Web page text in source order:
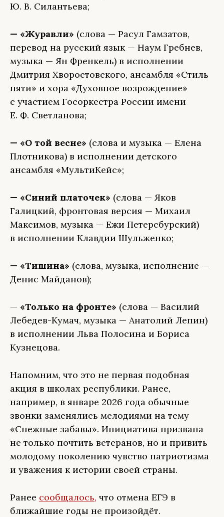
Ю. В. Силантьева;
— «Журавли» (слова — Расул Гамзатов,
перевод на русский язык — Наум Гребнев,
музыка — Ян Френкель) в исполнении
Дмитрия Хворостовского, ансамбля «Стиль
пяти» и хора «Духовное возрождение»
с участием Госоркестра России имени
Е. Ф. Светланова;
— «О той весне» (слова и музыка — Елена
Плотникова) в исполнении детского
ансамбля «МультиКейс»;
— «Синий платочек» (слова — Яков
Галицкий, фронтовая версия — Михаил
Максимов, музыка — Ежи Петерсбурский)
в исполнении Клавдии Шульженко;
— «Тишина» (слова, музыка, исполнение —
Денис Майданов);
— «Только на фронте» (слова — Василий
Лебедев-Кумач, музыка — Анатолий Лепин)
в исполнении Льва Полосина и Бориса
Кузнецова.
Напомним, что это не первая подобная
акция в школах республики. Ранее,
например, в январе 2026 года обычные
звонки заменялись мелодиями на тему
«Снежные забавы». Инициатива призвана
не только почтить ветеранов, но и привить
молодому поколению чувство патриотизма
и уважения к истории своей страны.
Ранее сообщалось, что отмена ЕГЭ в
ближайшие годы не произойдёт.